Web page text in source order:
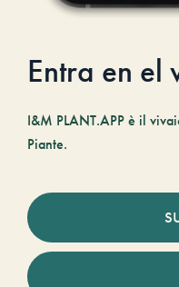
Entra en
I&M PLANT.APP è il
Piante.